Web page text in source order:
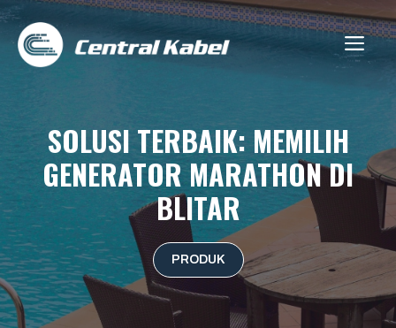
Skip
content
SOLUSI TERBAIK: MEMILIH
GENERATOR MARATHON DI
BLITAR
PRODUK